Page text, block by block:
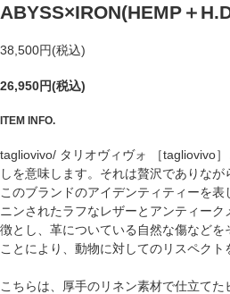
ABYSS×IRON(HEMP＋
38,500円(税込)
26,950円(税込)
ITEM INFO.
tagliovivo/ タリオヴィヴォ ［tagliovivo
しを意味します。それは贅沢でありな
このブランドのアイデンティティーを
ニンされたラフなレザーとアンティー
徴とし、革についている自然な傷などを
ことにより、動物に対してのリスペクト
こちらは、厚手のリネン素材で仕立て